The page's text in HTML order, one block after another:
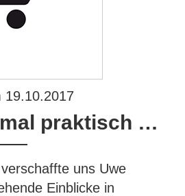
19.10.2017
praktisch …
uns Uwe
Einblicke in